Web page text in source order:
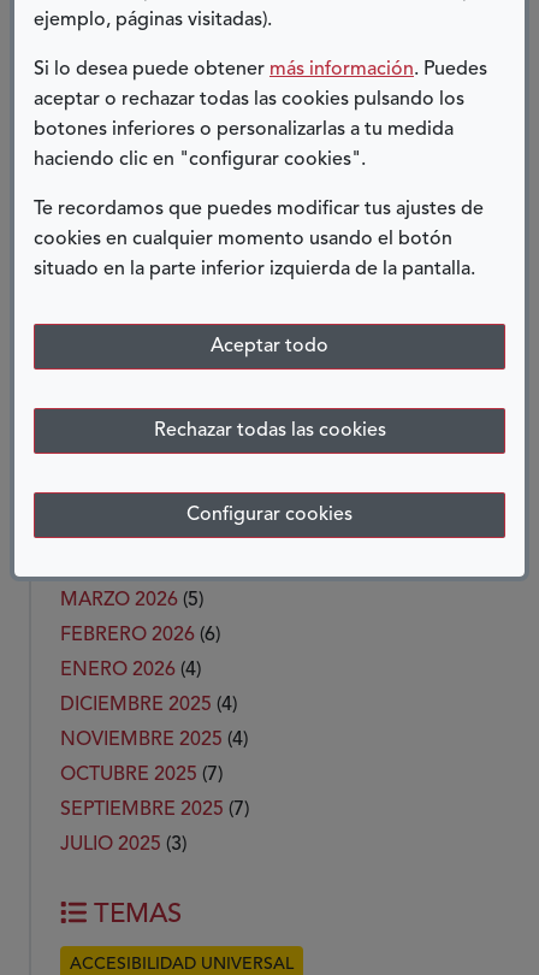
ejemplo, páginas visitadas).
Si lo desea puede obtener más información. Puedes
aceptar o rechazar todas las cookies pulsando los
botones inferiores o personalizarlas a tu medida
haciendo clic en "configurar cookies".
Te recordamos que puedes modificar tus ajustes de
cookies en cualquier momento usando el botón
situado en la parte inferior izquierda de la pantalla.
Aceptar todo
Rechazar todas las cookies
Configurar cookies
Twitter Facebook Instagram
Tweets by Fundacion_ONCE
Facebook
(Abre en nueva ventana)(Abre en nueva ventana)
LinkedIn
(Abre en nueva ventana)
Youtube
(Abre en
(Abre en nueva ventana)
Telegram
(Abre en nueva ventana)
RSS
(Abre en nueva
ARCHIVO
JUNIO 2026(6)
MARZO 2026 (5)
FEBRERO 2026 (6)
ENERO 2026 (4)
DICIEMBRE 2025 (4)
NOVIEMBRE 2025 (4)
OCTUBRE 2025 (7)
SEPTIEMBRE 2025 (7)
JULIO 2025 (3)
TEMAS
ACCESIBILIDAD UNIVERSAL